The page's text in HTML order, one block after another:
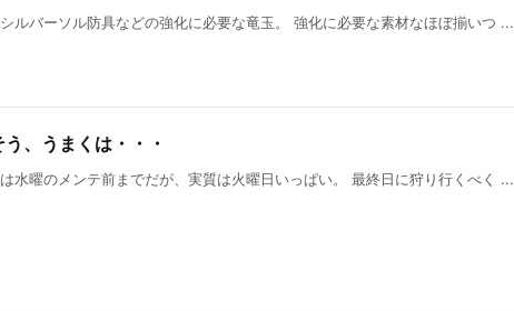
ルバーソル防具などの強化に必要な竜玉。 強化に必要な素材なほぼ揃いつ ...
、うまくは・・・
水曜のメンテ前までだが、実質は火曜日いっぱい。 最終日に狩り行くべく ...